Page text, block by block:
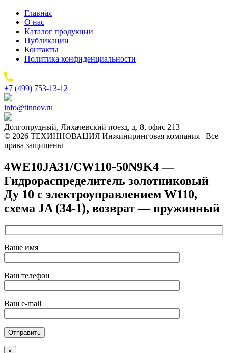
Главная
О нас
Каталог продукции
Публикации
Контакты
Политика конфиденциальности
+7 (499) 753-13-12
info@tinnov.ru
Долгопрудный, Лихачевский поезд, д. 8, офис 213
© 2026 ТЕХИННОВАЦИЯ Инжиниринговая компания | Все
права защищены
4WE10JA31/CW110-50N9K4 —
Гидрораспределитель золотниковый
Ду 10 с электроуправлением W110,
схема JA (34-1), возврат — пружинный
Ваше имя
Ваш телефон
Ваш e-mail
×